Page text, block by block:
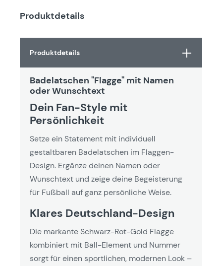
Produktdetails
Produktdetails
Badelatschen "Flagge" mit Namen
oder Wunschtext
Dein Fan-Style mit
Persönlichkeit
Setze ein Statement mit individuell
gestaltbaren Badelatschen im Flaggen-
Design. Ergänze deinen Namen oder
Wunschtext und zeige deine Begeisterung
für Fußball auf ganz persönliche Weise.
Klares Deutschland-Design
Die markante Schwarz-Rot-Gold Flagge
kombiniert mit Ball-Element und Nummer
sorgt für einen sportlichen, modernen Look –